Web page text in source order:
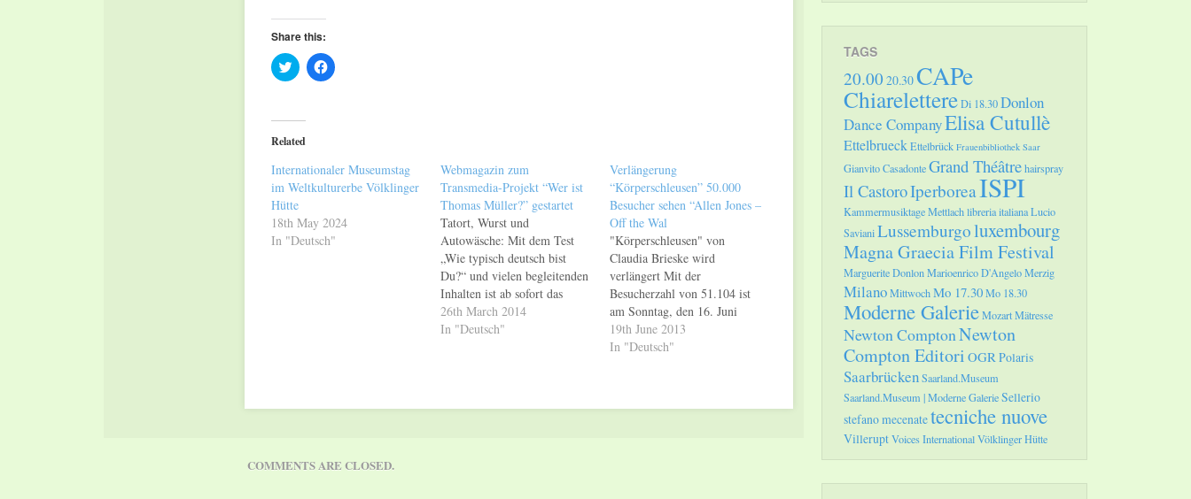
Share this:
Click
to
(Opens
in
new
Click
to
Related
Internationaler Museumstag
im Weltkulturerbe Völklinger
Hütte
18th May 2024
In "Deutsch"
Webmagazin zum
Transmedia-Projekt “Wer ist
Thomas Müller?” gestartet
Tatort, Wurst und
Autowäsche: Mit dem Test
„Wie typisch deutsch bist
Du?“ und vielen begleitenden
Inhalten ist ab sofort das
Web-Magazin „Wer ist
Thomas Müller?“ (www.wer-
26th March 2014
In "Deutsch"
Verlängerung
“Körperschleusen” 50.000
Besucher sehen “Allen Jones –
Off the Wal
"Körperschleusen" von
Claudia Brieske wird
verlängert Mit der
Besucherzahl von 51.104 ist
am Sonntag, den 16. Juni
2013, die Ausstellung "Allen
Jones – Off the Wall" im
19th June 2013
In "Deutsch"
COMMENTS ARE CLOSED.
TAGS
20.00 20.30CAPe
ChiarelettereDi 18.30Donlon
Dance CompanyElisa Cutullè
EttelbrueckEttelbrück Frauenbibliothek Saar
Gianvito CasadonteGrand Théâtrehairspray
Il CastoroIperboreaISPI
Kammermusiktage Mettlachlibreria italianaLucio
SavianiLussemburgoluxembourg
Magna Graecia Film Festival
Marguerite DonlonMarioenrico D'AngeloMerzig
MilanoMittwochMo 17.30Mo 18.30
Moderne GalerieMozartMätresse
Newton ComptonNewton
Compton Editori OGRPolaris
SaarbrückenSaarland.Museum
Saarland.Museum | Moderne GalerieSellerio
stefano mecenatetecniche nuove
VilleruptVoices InternationalVölklinger Hütte